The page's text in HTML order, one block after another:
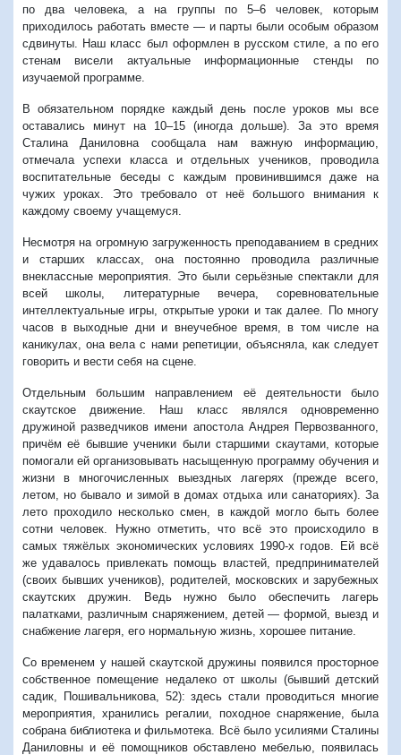
по два человека, а на группы по 5–6 человек, которым
приходилось работать вместе — и парты были особым образом
сдвинуты. Наш класс был оформлен в русском стиле, а по его
стенам висели актуальные информационные стенды по
изучаемой программе.
В обязательном порядке каждый день после уроков мы все
оставались минут на 10–15 (иногда дольше). За это время
Сталина Даниловна сообщала нам важную информацию,
отмечала успехи класса и отдельных учеников, проводила
воспитательные беседы с каждым провинившимся даже на
чужих уроках. Это требовало от неё большого внимания к
каждому своему учащемуся.
Несмотря на огромную загруженность преподаванием в средних
и старших классах, она постоянно проводила различные
внеклассные мероприятия. Это были серьёзные спектакли для
всей школы, литературные вечера, соревновательные
интеллектуальные игры, открытые уроки и так далее. По многу
часов в выходные дни и внеучебное время, в том числе на
каникулах, она вела с нами репетиции, объясняла, как следует
говорить и вести себя на сцене.
Отдельным большим направлением её деятельности было
скаутское движение. Наш класс являлся одновременно
дружиной разведчиков имени апостола Андрея Первозванного,
причём её бывшие ученики были старшими скаутами, которые
помогали ей организовывать насыщенную программу обучения и
жизни в многочисленных выездных лагерях (прежде всего,
летом, но бывало и зимой в домах отдыха или санаториях). За
лето проходило несколько смен, в каждой могло быть более
сотни человек. Нужно отметить, что всё это происходило в
самых тяжёлых экономических условиях 1990-х годов. Ей всё
же удавалось привлекать помощь властей, предпринимателей
(своих бывших учеников), родителей, московских и зарубежных
скаутских дружин. Ведь нужно было обеспечить лагерь
палатками, различным снаряжением, детей — формой, выезд и
снабжение лагеря, его нормальную жизнь, хорошее питание.
Со временем у нашей скаутской дружины появился просторное
собственное помещение недалеко от школы (бывший детский
садик, Пошивальникова, 52): здесь стали проводиться многие
мероприятия, хранились регалии, походное снаряжение, была
собрана библиотека и фильмотека. Всё было усилиями Сталины
Даниловны и её помощников обставлено мебелью, появилась